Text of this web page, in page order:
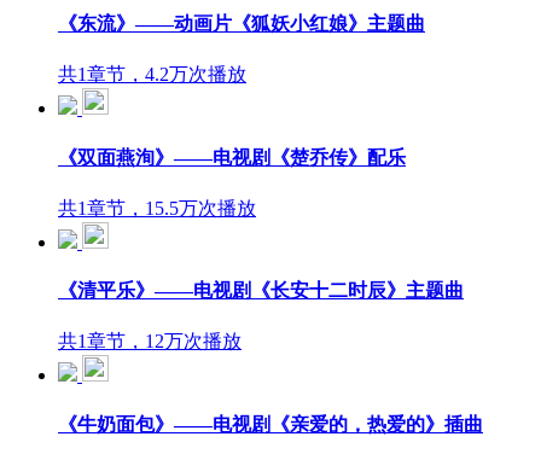
《东流》——动画片《狐妖小红娘》主题曲
共1章节，4.2万次播放
《双面燕洵》——电视剧《楚乔传》配乐
共1章节，15.5万次播放
《清平乐》——电视剧《长安十二时辰》主题曲
共1章节，12万次播放
《牛奶面包》——电视剧《亲爱的，热爱的》插曲